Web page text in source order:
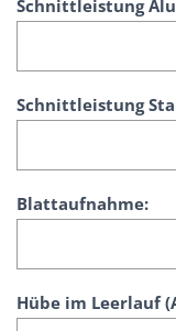
e
e
F
u
Schnittleistung
Schnittleistung
Blattaufnahme:
Hübe im Leerlauf